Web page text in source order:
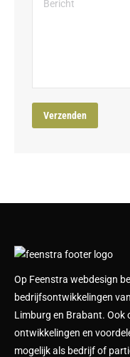
Op Feenstra webdesign
bedrijfsontwikkelingen
Limburg en Brabant. Ook
ontwikkelingen en
mogelijk als bedrijf of